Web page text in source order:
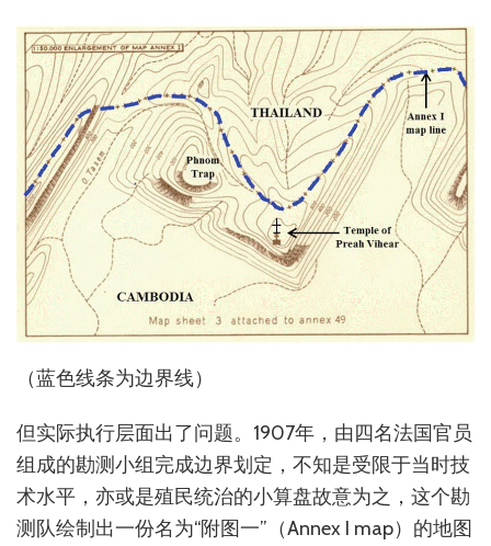
（蓝色线条为边界线）
但实际执行层面出了问题。1907年，由四名法国官员
组成的勘测小组完成边界划定，不知是受限于当时技
术水平，亦或是殖民统治的小算盘故意为之，这个勘
测队绘制出一份名为“附图一”（Annex I map）的地图